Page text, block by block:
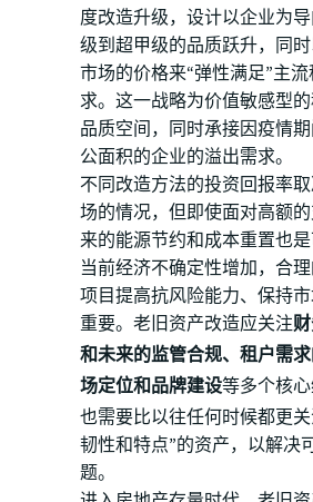
度改造升级，设计以企业为
级到超甲级的品质跃升，同
市场的价格来“弹性满足”主
求。这一战略为价值敏感型
品质空间，同时承接因疫情
公面积的企业的溢出需求。
不同改造方法的投资回报率
场的情况，但即使面对高额
来的能源节约和成本重置也是
当前经济不确定性增加，合
项目提高抗风险能力、保持
重要。老旧资产改造应关注
和未来的监管合规、租户需
场定位和品牌建设等多个核
也需要比以往任何时候都更
韧性和特点”的资产，以解决
题。